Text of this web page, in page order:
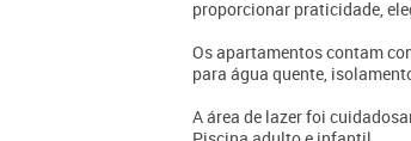
proporcionar praticidade,
Os apartamentos contam
para água quente,
A área de lazer foi